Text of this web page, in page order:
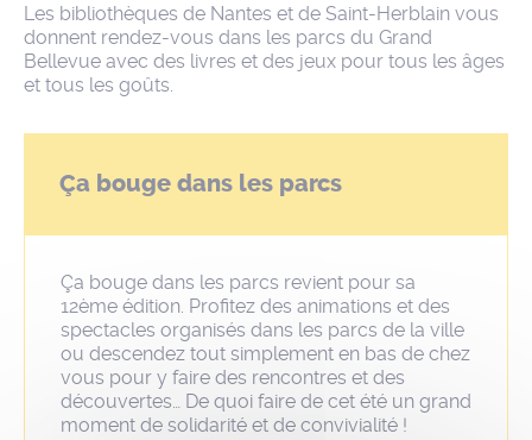
Les bibliothèques de Nantes et de Saint-Herblain vous
donnent rendez-vous dans les parcs du Grand
Bellevue avec des livres et des jeux pour tous les âges
et tous les goûts.
Ça bouge dans les parcs
Ça bouge dans les parcs revient pour sa
12ème édition. Profitez des animations et des
spectacles organisés dans les parcs de la ville
ou descendez tout simplement en bas de chez
vous pour y faire des rencontres et des
découvertes… De quoi faire de cet été un grand
moment de solidarité et de convivialité !